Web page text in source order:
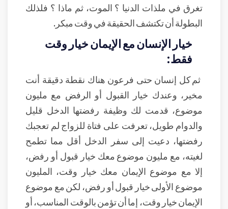
تغرق في ملذات الدنيا ؟ الموت، ثم ماذا ؟ فلذلك
البطولة أن تكتشف الحقيقة في وقت مبكر.
خيار الإنسان مع الإيمان خيار وقت
فقط:
ثم كل إنسان حتى فرعون هناك نقطة دقيقة أنت
مخير، وعندك خيار القبول أو الرفض مع مليون
موضوع، قدمت لك وظيفة رفضتها الدخل قليل
والدوام طويل، تعرفت على فتاة للزواج لم تعجبك
رفضتها، دعيت إلى سفر الدخل أقل مما تطمح
لغيته، مع مليون موضوع معك خيار قبول أو رفض،
إلا مع موضوع الإيمان معك خيار وقت، المليون
موضوع الأولى خيار قبول أو رفض، لكن مع موضوع
الإيمان خيار وقت، إما أن تؤمن بالوقت المناسب، أو